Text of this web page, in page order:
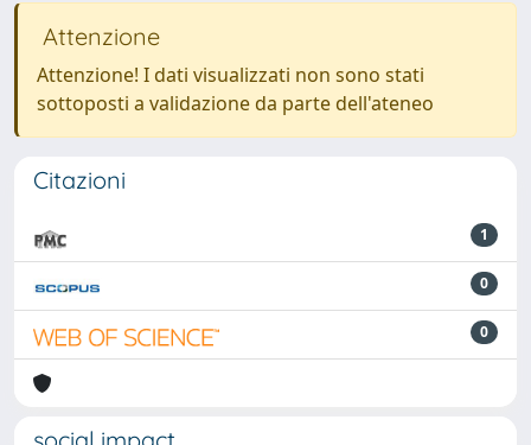
Attenzione
Attenzione! I dati visualizzati non sono stati
sottoposti a validazione da parte dell'ateneo
Citazioni
1
0
0